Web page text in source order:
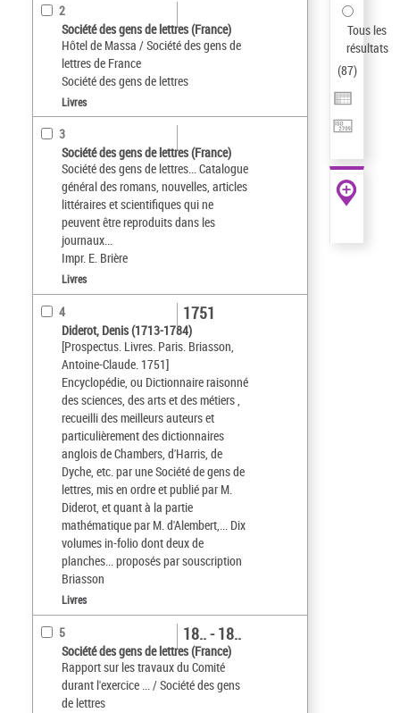
2
Société des gens de lettres (France)
Hôtel de Massa / Société des gens de
lettres de France
Société des gens de lettres
Livres
3
Société des gens de lettres (France)
Société des gens de lettres... Catalogue
général des romans, nouvelles, articles
littéraires et scientifiques qui ne
peuvent être reproduits dans les
journaux...
Impr. E. Brière
Livres
4
Diderot, Denis (1713-1784)
[Prospectus. Livres. Paris. Briasson,
Antoine-Claude. 1751]
Encyclopédie, ou Dictionnaire raisonné
des sciences, des arts et des métiers ,
recueilli des meilleurs auteurs et
particulièrement des dictionnaires
anglois de Chambers, d'Harris, de
Dyche, etc. par une Société de gens de
lettres, mis en ordre et publié par M.
Diderot, et quant à la partie
mathématique par M. d'Alembert,... Dix
volumes in-folio dont deux de
planches... proposés par souscription
Briasson
1751
Livres
5
Société des gens de lettres (France)
Rapport sur les travaux du Comité
durant l'exercice ... / Société des gens
de lettres
18.. - 18..
Tous les
résultats
(87)